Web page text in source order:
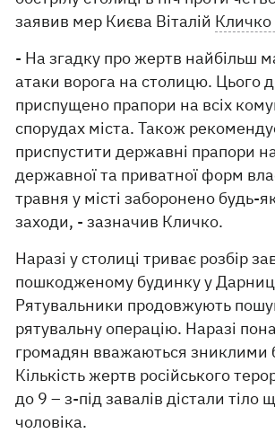
заявив мер Києва Віталій Кличко
- На згадку про жертв найбільш
атаки ворога на столицю. Цього
приспущено прапори на всіх
спорудах міста. Також
приспустити державні прапори
державної та приватної форм
травня у місті заборонено будь-
заходи, - зазначив Кличко.
Наразі у столиці триває розбір
пошкодженому будинку у
Рятувальники продовжують
рятувальну операцію. Наразі
громадян вважаються зниклими
Кількість жертв російського
до 9 – з-під завалів дістали тіло
чоловіка.